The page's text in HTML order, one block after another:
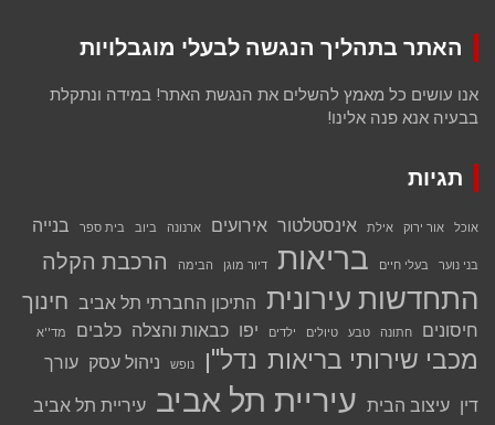
האתר בתהליך הנגשה לבעלי מוגבלויות
אנו עושים כל מאמץ להשלים את הנגשת האתר! במידה ונתקלת
בבעיה אנא פנה אלינו!
תגיות
אוכל אור ירוק אילת אינסטלטור אירועים ארנונה ביוב בית ספר בנייה
בני נוער בעלי חיים בריאות דיור מוגן הבימה הרכבת הקלה
התחדשות עירונית התיכון החברתי תל אביב חינוך
חיסונים חתונה טבע טיולים ילדים יפו כבאות והצלה כלבים מד''א
מכבי שירותי בריאות נדל''ן נופש ניהול עסק עורך
דין עיצוב הבית עיריית תל אביב עיריית תל אביב